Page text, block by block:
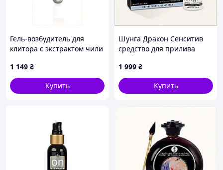
Гель-возбудитель для
клитора с экстрактом чили
1 149 ₴
Купить
Шунга Дракон Сенситив
средство для прилива
1 999 ₴
Купить